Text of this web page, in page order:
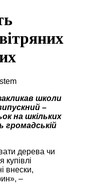
школи
–
на шкільких
громадській
дерева чи
купівлі
внески,
–